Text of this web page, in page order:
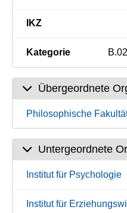
IKZ
Kategorie
Übergeordnete
Philosophische
Untergeordnete
Institut für Psychologie
Institut für